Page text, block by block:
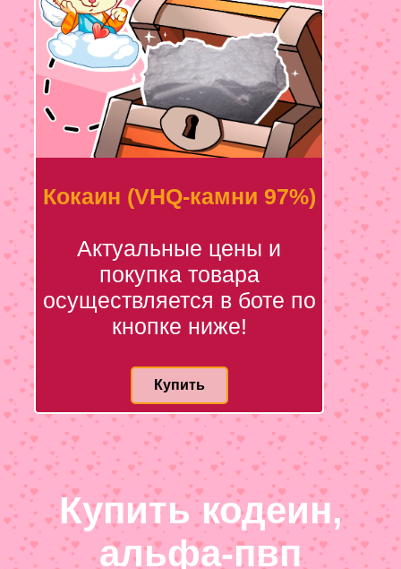
Кокаин (VHQ-камни 97%)
Актуальные цены и
покупка товара
осуществляется в боте по
кнопке ниже!
Купить
Купить кодеин,
альфа-пвп